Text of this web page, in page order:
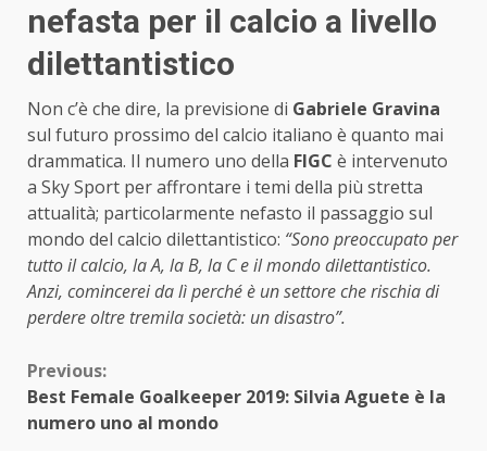
nefasta per il calcio a livello
dilettantistico
Non c’è che dire, la previsione di Gabriele Gravina
sul futuro prossimo del calcio italiano è quanto mai
drammatica. Il numero uno della FIGC è intervenuto
a Sky Sport per affrontare i temi della più stretta
attualità; particolarmente nefasto il passaggio sul
mondo del calcio dilettantistico: “Sono preoccupato per
tutto il calcio, la A, la B, la C e il mondo dilettantistico.
Anzi, comincerei da lì perché è un settore che rischia di
perdere oltre tremila società: un disastro”.
Continue
Reading
Previous:
Best Female Goalkeeper 2019: Silvia Aguete è la
numero uno al mondo